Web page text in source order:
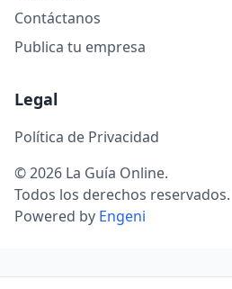
Contáctanos
Publica tu empresa
Legal
Política de Privacidad
© 2026 La Guía Online.
Todos los derechos reservados.
Powered by Engeni